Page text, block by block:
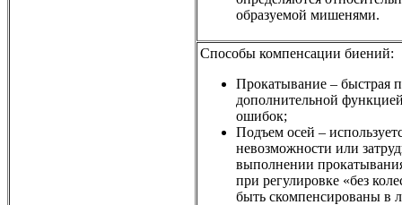
образуемой мишенями.
Способы компенсации биений:
Прокатывание – быстрая
дополнительной
ошибок;
Подъем осей –
невозможности или
выполнении
при регулировке «без
быть скомпенсированы в